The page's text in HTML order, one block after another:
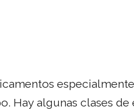
especialmente
Hay algunas clases de